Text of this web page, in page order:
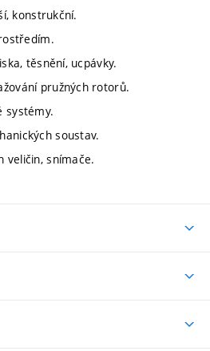
konstrukční.
těsnění, ucpávky.
pružných rotorů.
systémy.
soustav.
veličin, snímače.